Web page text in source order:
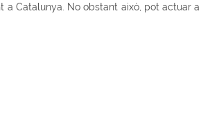
a Catalunya. No obstant això, pot actuar